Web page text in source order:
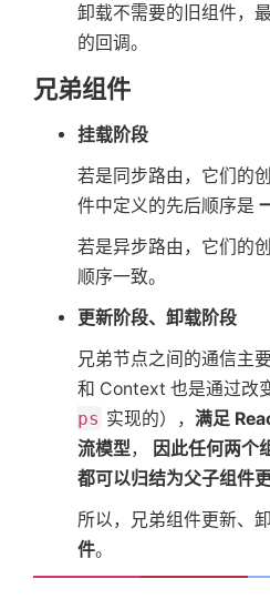
卸载不需要的旧组件，
的回调。
兄弟组件
挂载阶段
若是同步路由，它们的
件中定义的先后顺序是
若是异步路由，它们的
顺序一致。
更新阶段、卸载阶段
兄弟节点之间的通信主
和 Context 也是通过改
ps 实现的）， 满足
流模型，
因此任何两个
都可以归结为父子组件
所以，兄弟组件更新、
件。